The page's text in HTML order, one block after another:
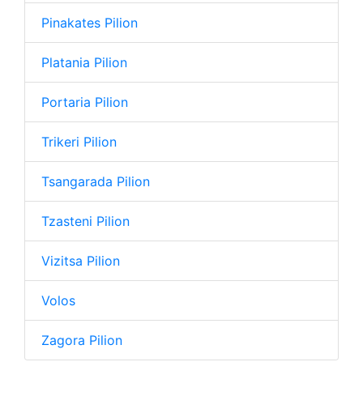
Pinakates Pilion
Platania Pilion
Portaria Pilion
Trikeri Pilion
Tsangarada Pilion
Tzasteni Pilion
Vizitsa Pilion
Volos
Zagora Pilion